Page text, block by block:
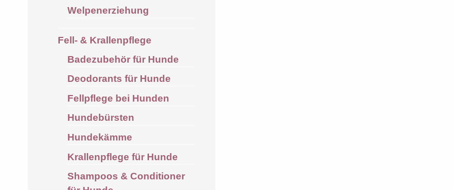
Welpenerziehung
Fell- & Krallenpflege
Badezubehör für Hunde
Deodorants für Hunde
Fellpflege bei Hunden
Hundebürsten
Hundekämme
Krallenpflege für Hunde
Shampoos & Conditioner